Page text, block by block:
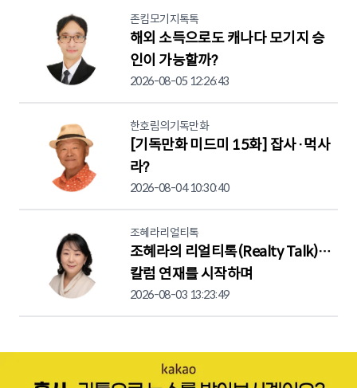
존킴모기지톡톡
해외 소득으로도 캐나다 모기지 승
인이 가능할까?
2026-08-05 12:26:43
한호림의기독만화
[기독만화 미드미 15화] 잡사·먹사
라?
2026-08-04 10:30:40
조혜라리얼티톡
조혜라의 리얼티톡(Realty Talk)…
칼럼 연재를 시작하며
2026-08-03 13:23:49